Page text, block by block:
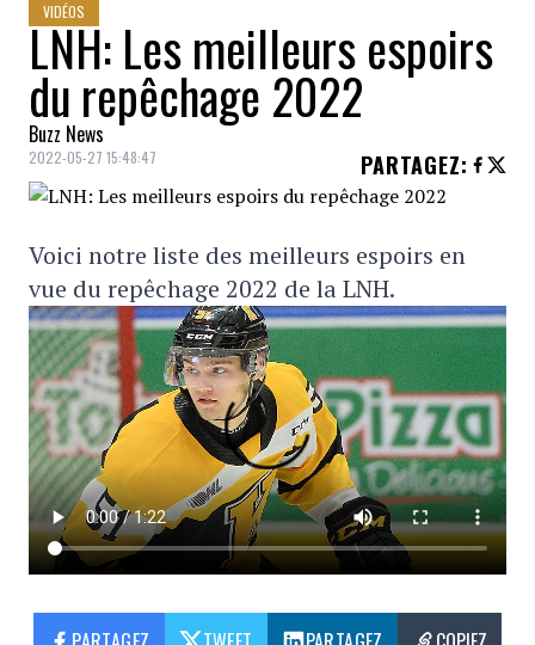
VIDÉOS
LNH: Les meilleurs espoirs
du repêchage 2022
Buzz News
2022-05-27 15:48:47 PARTAGEZ:
Voici notre liste des meilleurs espoirs en
vue du repêchage 2022 de la LNH.